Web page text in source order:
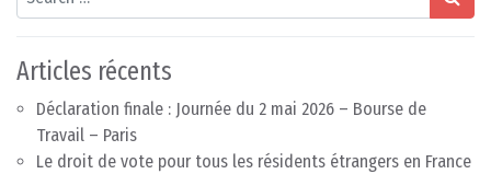
Articles récents
Déclaration finale : Journée du 2 mai 2026 – Bourse de
Travail – Paris
Le droit de vote pour tous les résidents étrangers en France